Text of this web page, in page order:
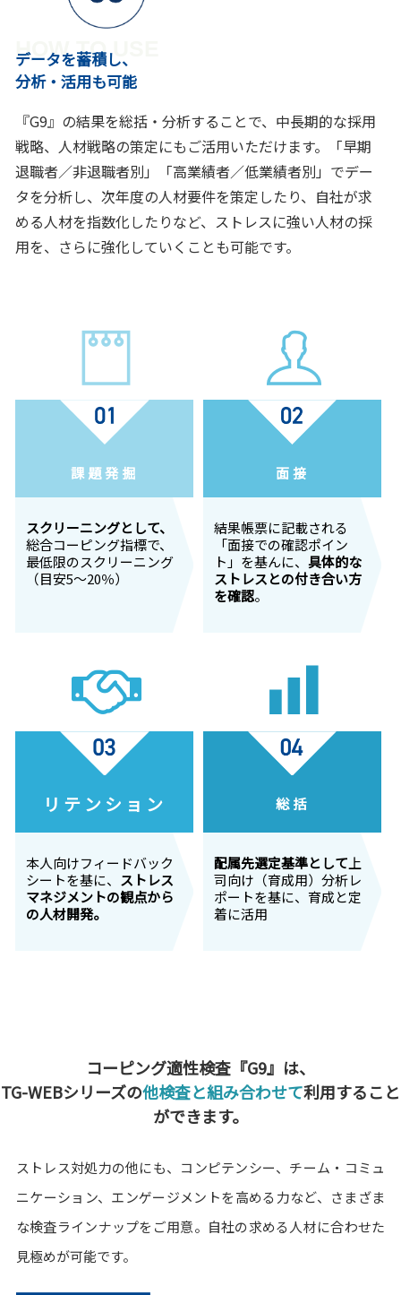
HOW TO USE
データを蓄積し、
分析・活用も可能
『G9』の結果を総括・分析することで、中長期的な採用
戦略、人材戦略の策定にもご活用いただけます。「早期
退職者／非退職者別」「高業績者／低業績者別」でデー
タを分析し、次年度の人材要件を策定したり、自社が求
める人材を指数化したりなど、ストレスに強い人材の採
用を、さらに強化していくことも可能です。
課題発掘 面接
スクリーニングとして、
総合コーピング指標で、
最低限のスクリーニング
（目安5～20％）
結果帳票に記載される
「面接での確認ポイン
ト」を基んに、 具体的な
ストレスとの付き合い方
を確認。
リテンション 総括
本人向けフィードバック
シートを基に、 ストレス
マネジメントの観点から
の人材開発。
配属先選定基準として上
司向け（育成用）分析レ
ポートを基に、育成と定
着に活用
コーピング適性検査『G9』は、
TG-WEBシリーズの他検査と組み合わせて利用すること
ができます。
ストレス対処力の他にも、コンピテンシー、チーム・コミュ
ニケーション、エンゲージメントを高める力など、さまざま
な検査ラインナップをご用意。自社の求める人材に合わせた
見極めが可能です。